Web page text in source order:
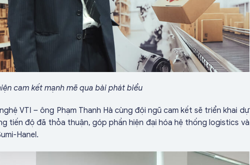
cam kết mạnh mẽ qua bài phát biểu
VTI – ông Phạm Thanh Hà cùng đội ngũ cam kết sẽ triển khai dự
tiến độ đã thỏa thuận, góp phần hiện đại hóa hệ thống logistics và
Hanel.